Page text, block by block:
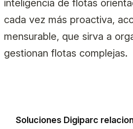
inteligencia de flotas
cada vez más proactiva,
mensurable, que sirva a
gestionan flotas complejas.
Soluciones Digiparc